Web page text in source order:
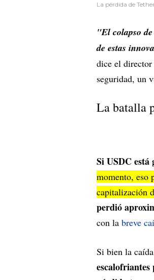
La pérdida de
"El colapso
de estas
dice el
seguridad, un
La batalla
Si USDC está
momento, eso
capitalización
perdió
con la breve
Si bien la
escalofriantes